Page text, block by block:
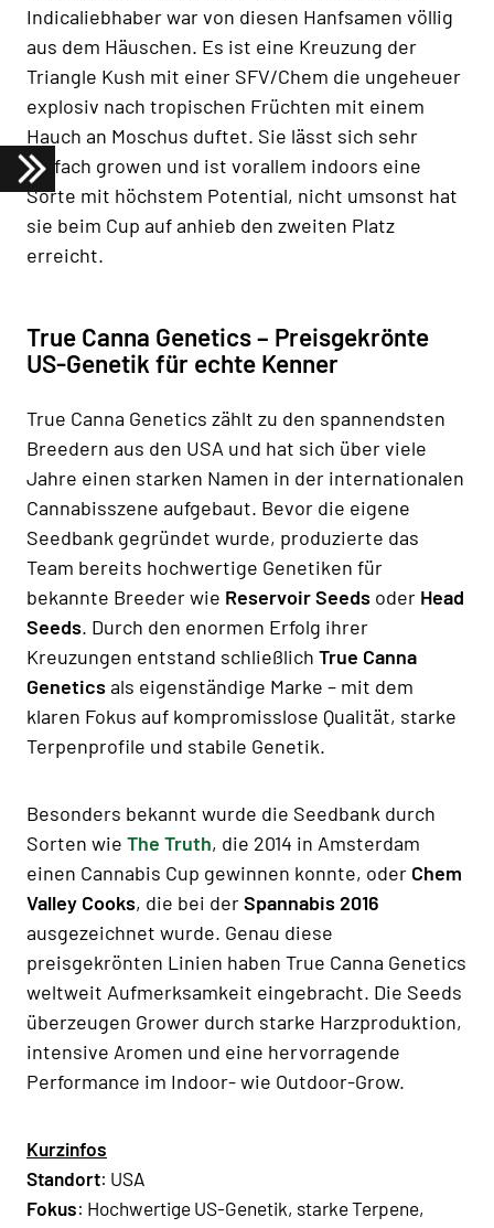
Indicaliebhaber war von diesen Hanfsamen völlig
aus dem Häuschen. Es ist eine Kreuzung der
Triangle Kush mit einer SFV/Chem die ungeheuer
explosiv nach tropischen Früchten mit einem
Hauch an Moschus duftet. Sie lässt sich sehr
einfach growen und ist vorallem indoors eine
Sorte mit höchstem Potential, nicht umsonst hat
sie beim Cup auf anhieb den zweiten Platz
erreicht.
True Canna Genetics – Preisgekrönte
US-Genetik für echte Kenner
True Canna Genetics zählt zu den spannendsten
Breedern aus den USA und hat sich über viele
Jahre einen starken Namen in der internationalen
Cannabisszene aufgebaut. Bevor die eigene
Seedbank gegründet wurde, produzierte das
Team bereits hochwertige Genetiken für
bekannte Breeder wie Reservoir Seeds oder Head
Seeds. Durch den enormen Erfolg ihrer
Kreuzungen entstand schließlich True Canna
Geneticsals eigenständige Marke – mit dem
klaren Fokus auf kompromisslose Qualität, starke
Terpenprofile und stabile Genetik.
Besonders bekannt wurde die Seedbank durch
Sorten wie The Truth, die 2014 in Amsterdam
einen Cannabis Cup gewinnen konnte, oder Chem
Valley Cooks, die bei derSpannabis 2016
ausgezeichnet wurde. Genau diese
preisgekrönten Linien haben True Canna Genetics
weltweit Aufmerksamkeit eingebracht. Die Seeds
überzeugen Grower durch starke Harzproduktion,
intensive Aromen und eine hervorragende
Performance im Indoor- wie Outdoor-Grow.
Kurzinfos
Standort: USA
Fokus: Hochwertige US-Genetik, starke Terpene,